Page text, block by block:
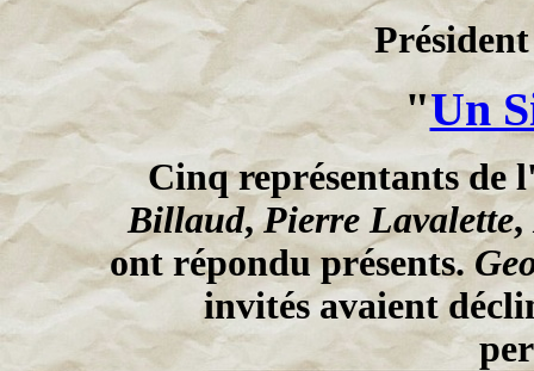
"Un
Cinq représentants de
Billaud,Pierre Lavalette,
ont répondu présents.
invités avaient